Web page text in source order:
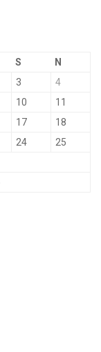
S N
3
4
10
11
17
18
24
25